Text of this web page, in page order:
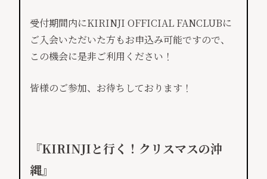
受付期間内にKIRINJI OFFICIAL FANCLUBに
ご入会いただいた方もお申込み可能ですので、
この機会に是非ご利用ください！
皆様のご参加、お待ちしております！
『KIRINJIと行く！クリスマスの沖
縄』